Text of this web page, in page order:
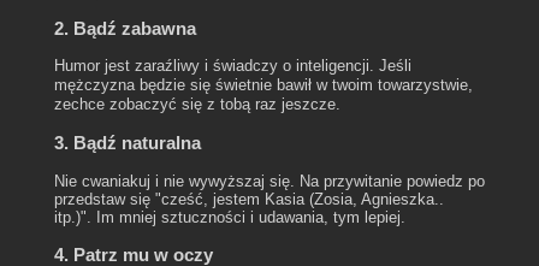
2. Bądź zabawna
Humor jest zaraźliwy i świadczy o inteligencji. Jeśli
mężczyzna będzie się świetnie bawił w twoim towarzystwie,
zechce zobaczyć się z tobą raz jeszcze.
3. Bądź naturalna
Nie cwaniakuj i nie wywyższaj się. Na przywitanie powiedz po
przedstaw się "cześć, jestem Kasia (Zosia, Agnieszka..
itp.)". Im mniej sztuczności i udawania, tym lepiej.
4. Patrz mu w oczy